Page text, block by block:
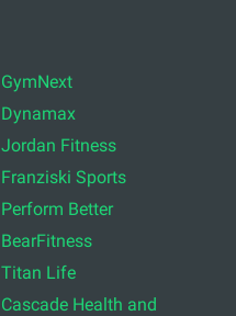
GymNext
Dynamax
Jordan Fitness
Franziski Sports
Perform Better
BearFitness
Titan Life
Cascade Health and